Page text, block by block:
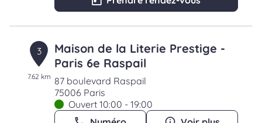
3
7.62 km
Maison de la Literie Prestige -
Paris 6e Raspail
87 boulevard Raspail
75006 Paris
Ouvert 10:00 - 19:00